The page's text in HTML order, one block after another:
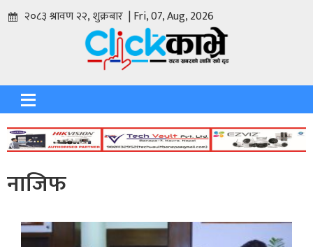
२०८३ श्रावण २२, शुक्रबार | Fri, 07, Aug, 2026
नाजिफ